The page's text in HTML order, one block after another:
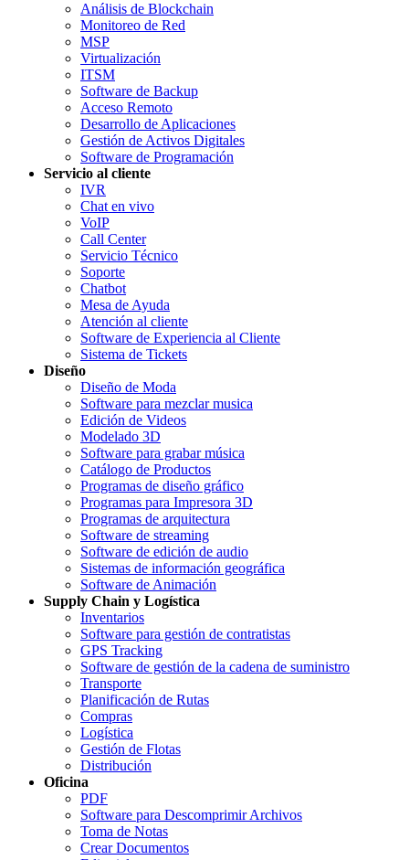
Análisis de Blockchain
Monitoreo de Red
MSP
Virtualización
ITSM
Software de Backup
Acceso Remoto
Desarrollo de Aplicaciones
Gestión de Activos Digitales
Software de Programación
Servicio al cliente
IVR
Chat en vivo
VoIP
Call Center
Servicio Técnico
Soporte
Chatbot
Mesa de Ayuda
Atención al cliente
Software de Experiencia al Cliente
Sistema de Tickets
Diseño
Diseño de Moda
Software para mezclar musica
Edición de Videos
Modelado 3D
Software para grabar música
Catálogo de Productos
Programas de diseño gráfico
Programas para Impresora 3D
Programas de arquitectura
Software de streaming
Software de edición de audio
Sistemas de información geográfica
Software de Animación
Supply Chain y Logística
Inventarios
Software para gestión de contratistas
GPS Tracking
Software de gestión de la cadena de suministro
Transporte
Planificación de Rutas
Compras
Logística
Gestión de Flotas
Distribución
Oficina
PDF
Software para Descomprimir Archivos
Toma de Notas
Crear Documentos